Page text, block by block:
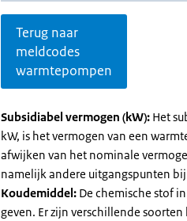
Terug naar
meldcodes
warmtepompen
Subsidiabel vermogen (kW): Het
kW, is het vermogen van een
afwijken van het nominale
namelijk andere uitgangspunten
Koudemiddel: De chemische stof
geven. Er zijn verschillende